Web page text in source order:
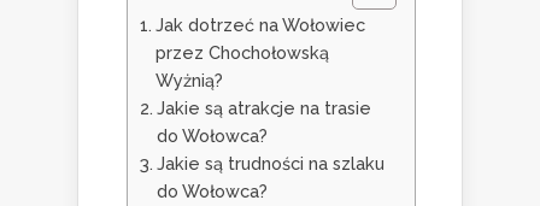
Jak dotrzeć na Wołowiec
przez Chochołowską
Wyżnią?
Jakie są atrakcje na trasie
do Wołowca?
Jakie są trudności na szlaku
do Wołowca?